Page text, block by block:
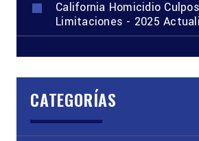
California Homicidio
Limitaciones - 2025
CATEGORÍAS